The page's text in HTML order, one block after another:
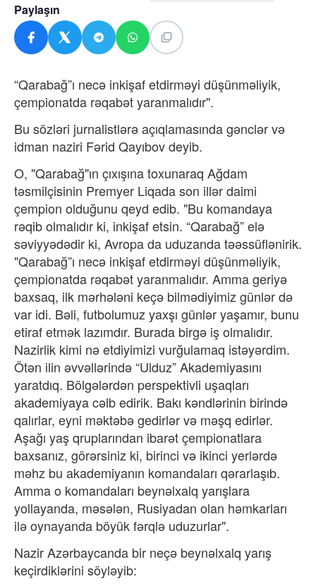
Paylaşın
“Qarabağ”ı necə inkişaf etdirməyi düşünməliyik,
çempionatda rəqabət yaranmalıdır".
Bu sözləri jurnalistlərə açıqlamasında gənclər və
idman naziri Fərid Qayıbov deyib.
O, "Qarabağ"ın çıxışına toxunaraq Ağdam
təsmilçisinin Premyer Liqada son illər daimi
çempion olduğunu qeyd edib. "Bu komandaya
rəqib olmalıdır ki, inkişaf etsin. “Qarabağ” elə
səviyyədədir ki, Avropa da uduzanda təəssüflənirik.
"Qarabağ”ı necə inkişaf etdirməyi düşünməliyik,
çempionatda rəqabət yaranmalıdır. Amma geriyə
baxsaq, ilk mərhələni keçə bilmədiyimiz günlər də
var idi. Bəli, futbolumuz yaxşı günlər yaşamır, bunu
etiraf etmək lazımdır. Burada birgə iş olmalıdır.
Nazirlik kimi nə etdiyimizi vurğulamaq istəyərdim.
Ötən ilin əvvəllərində “Ulduz” Akademiyasını
yaratdıq. Bölgələrdən perspektivli uşaqları
akademiyaya cəlb edirik. Bakı kəndlərinin birində
qalırlar, eyni məktəbə gedirlər və məşq edirlər.
Aşağı yaş qruplarından ibarət çempionatlara
baxsanız, görərsiniz ki, birinci və ikinci yerlərdə
məhz bu akademiyanın komandaları qərarlaşıb.
Amma o komandaları beynəlxalq yarışlara
yollayanda, məsələn, Rusiyadan olan həmkarları
ilə oynayanda böyük fərqlə uduzurlar".
Nazir Azərbaycanda bir neçə beynəlxalq yarış
keçirdiklərini söyləyib: